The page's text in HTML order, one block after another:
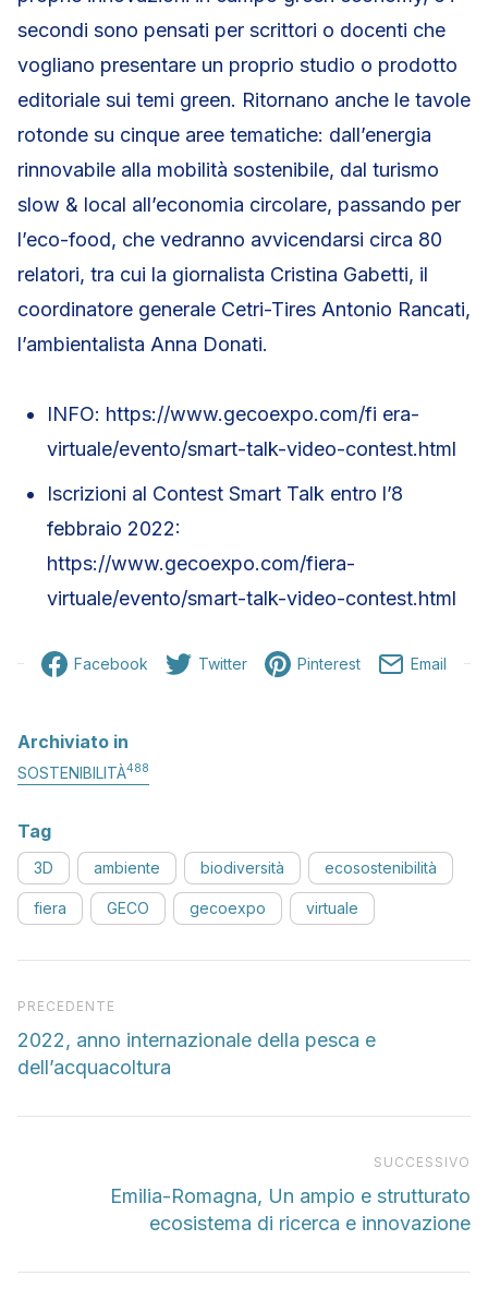
secondi sono pensati per scrittori o docenti che
vogliano presentare un proprio studio o prodotto
editoriale sui temi green. Ritornano anche le tavole
rotonde su cinque aree tematiche: dall’energia
rinnovabile alla mobilità sostenibile, dal turismo
slow & local all’economia circolare, passando per
l’eco-food, che vedranno avvicendarsi circa 80
relatori, tra cui la giornalista Cristina Gabetti, il
coordinatore generale Cetri-Tires Antonio Rancati,
l’ambientalista Anna Donati.
INFO: https://www.gecoexpo.com/fi era-
virtuale/evento/smart-talk-video-contest.html
Iscrizioni al Contest Smart Talk entro l’8
febbraio 2022:
https://www.gecoexpo.com/fiera-
virtuale/evento/smart-talk-video-contest.html
Facebook Twitter Pinterest Email
Archiviato in
SOSTENIBILITÀ488
Tag
3D ambiente biodiversità ecosostenibilità
fiera GECO gecoexpo virtuale
Articolo precedente
PRECEDENTE
2022, anno internazionale della pesca e
dell’acquacoltura
SUCCESSIVO
Emilia-Romagna, Un ampio e strutturato
ecosistema di ricerca e innovazione